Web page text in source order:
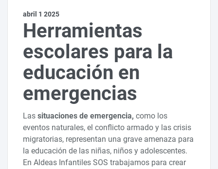
abril 1 2025
Herramientas
escolares para la
educación en
emergencias
Lassituaciones de emergencia,como los
eventos naturales, el conflicto armado y las crisis
migratorias, representan una grave amenaza para
la educación de las niñas, niños y adolescentes.
En Aldeas Infantiles SOS trabajamos para crear